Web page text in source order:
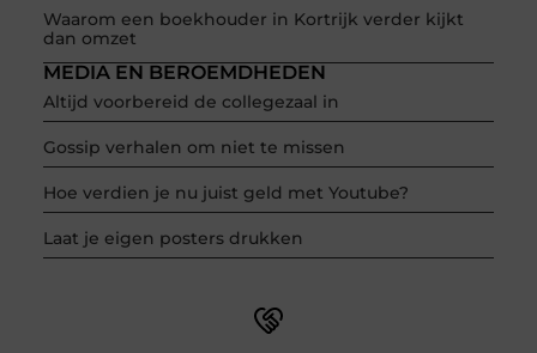
Waarom een boekhouder in Kortrijk verder kijkt
dan omzet
MEDIA EN BEROEMDHEDEN
Altijd voorbereid de collegezaal in
Gossip verhalen om niet te missen
Hoe verdien je nu juist geld met Youtube?
Laat je eigen posters drukken